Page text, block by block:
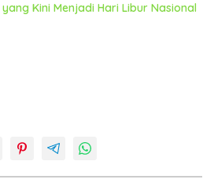
Kini Menjadi Hari Libur Nasional